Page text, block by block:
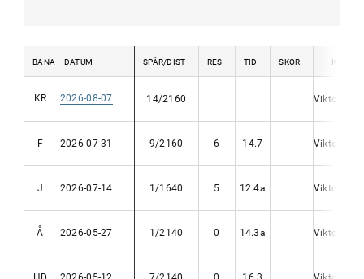
BANA DATUM SPÅR/DIST RES TID SKOR KUSK
KR 2026-08-07 14/2160 Viktor
F 2026-07-31 9/2160 6 14.7 Viktor
J 2026-07-14 1/1640 5 12.4a Viktor
Å 2026-05-27 1/2140 0 14.3a Viktor